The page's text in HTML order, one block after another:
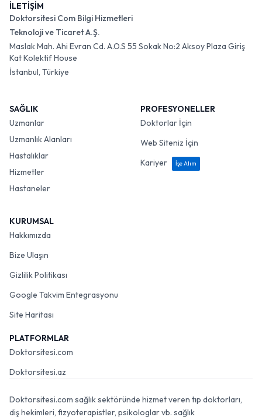
İLETİŞİM
Doktorsitesi Com Bilgi Hizmetleri
Teknoloji ve Ticaret A.Ş.
Maslak Mah. Ahi Evran Cd. A.O.S 55 Sokak No:2 Aksoy Plaza Giriş
Kat Kolektif House
İstanbul, Türkiye
SAĞLIK
Uzmanlar
Uzmanlık Alanları
Hastalıklar
Hizmetler
Hastaneler
PROFESYONELLER
Doktorlar İçin
Web Siteniz İçin
Kariyer
İşe Alım
KURUMSAL
Hakkımızda
Bize Ulaşın
Gizlilik Politikası
Google Takvim Entegrasyonu
Site Haritası
PLATFORMLAR
Doktorsitesi.com
Doktorsitesi.az
Doktorsitesi.com sağlık sektöründe hizmet veren tıp doktorları,
diş hekimleri, fizyoterapistler, psikologlar vb. sağlık